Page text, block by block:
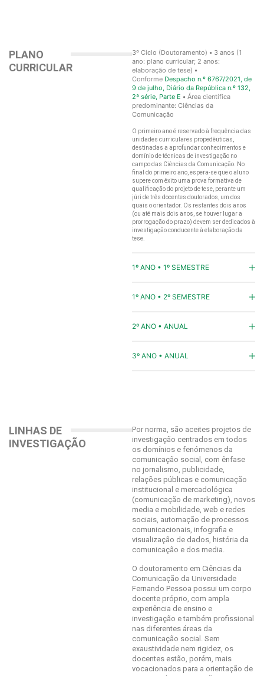
PLANO
CURRICULAR
3º Ciclo (Doutoramento) • 3 anos (1
ano: plano curricular; 2 anos:
elaboração de tese) •
Conforme Despacho n.º 6767/2021, de
9 de julho, Diário da República n.º 132,
2ª série, Parte E • Área científica
predominante: Ciências da
Comunicação
O primeiro ano é reservado à frequência das
unidades curriculares propedêuticas,
destinadas a aprofundar conhecimentos e
domínio de técnicas de investigação no
campo das Ciências da Comunicação. No
final do primeiro ano, espera-se que o aluno
supere com êxito uma prova formativa de
qualificação do projeto de tese, perante um
júri de três docentes doutorados, um dos
quais o orientador. Os restantes dois anos
(ou até mais dois anos, se houver lugar a
prorrogação do prazo) devem ser dedicados à
investigação conducente à elaboração da
tese.
1º ANO • 1º SEMESTRE
1º ANO • 2º SEMESTRE
2º ANO • ANUAL
3º ANO • ANUAL
LINHAS DE
INVESTIGAÇÃO
Por norma, são aceites projetos de
investigação centrados em todos
os domínios e fenómenos da
comunicação social, com ênfase
no jornalismo, publicidade,
relações públicas e comunicação
institucional e mercadológica
(comunicação de marketing), novos
media e mobilidade, web e redes
sociais, automação de processos
comunicacionais, infografia e
visualização de dados, história da
comunicação e dos media.
O doutoramento em Ciências da
Comunicação da Universidade
Fernando Pessoa possui um corpo
docente próprio, com ampla
experiência de ensino e
investigação e também profissional
nas diferentes áreas da
comunicação social. Sem
exaustividade nem rigidez, os
docentes estão, porém, mais
vocacionados para a orientação de